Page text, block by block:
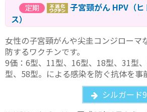
子宮頸がん HPV（
ス）
女性の子宮頸がんや尖圭コンジローマ
防するワクチンです。
9価：6型、11型、16型、18型、31型
型、58型。による感染を防ぐ抗体を事
シルガード